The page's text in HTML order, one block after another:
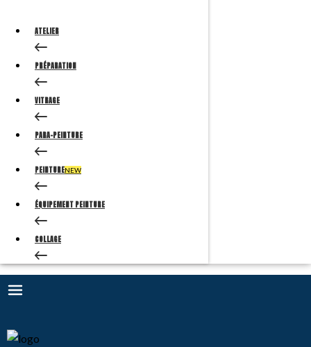
ATELIER
PRÉPARATION
VITRAGE
PARA-PEINTURE
PEINTURENEW
ÉQUIPEMENT PEINTURE
COLLAGE